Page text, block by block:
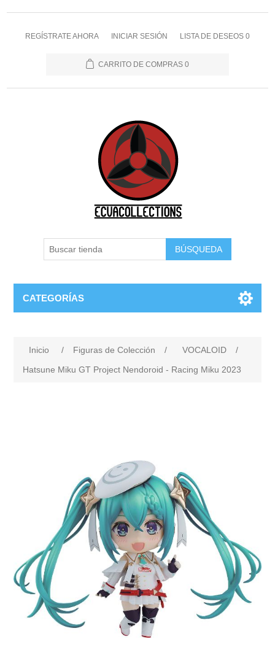
REGÍSTRATE AHORA INICIAR SESIÓN LISTA DE DESEOS 0
CARRITO DE COMPRAS 0
BÚSQUEDA
CATEGORÍAS
Inicio / Figuras de Colección / VOCALOID
/
Hatsune Miku GT Project Nendoroid - Racing Miku 2023